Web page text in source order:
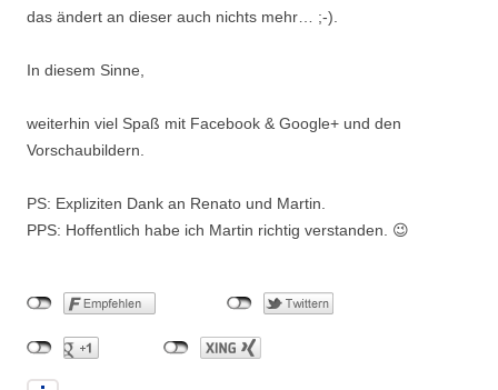
das ändert an dieser auch nichts mehr… ;-).
In diesem Sinne,
weiterhin viel Spaß mit Facebook & Google+ und den
Vorschaubildern.
PS: Expliziten Dank an Renato und Martin.
PPS: Hoffentlich habe ich Martin richtig verstanden. 😉